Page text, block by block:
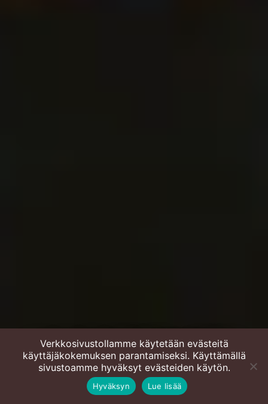
Kanahampurilainen
Verkkosivustollamme käytetään evästeitä
käyttäjäkokemuksen parantamiseksi. Käyttämällä
sivustoamme hyväksyt evästeiden käytön.
Hyväksyn Lue lisää